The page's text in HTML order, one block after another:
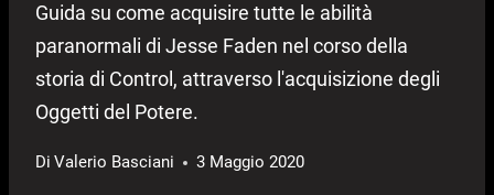
Guida su come acquisire tutte le abilità
paranormali di Jesse Faden nel corso della
storia di Control, attraverso l'acquisizione degli
Oggetti del Potere.
Di Valerio Basciani 3 Maggio 2020